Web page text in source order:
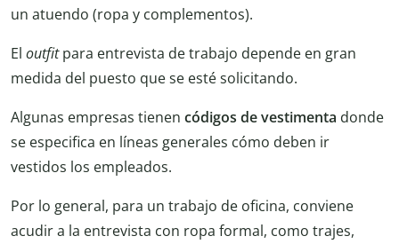
un atuendo (ropa y complementos).
El outfitpara entrevista de trabajo depende en gran
medida del puesto que se esté solicitando.
Algunas empresas tienen códigos de vestimenta donde
se especifica en líneas generales cómo deben ir
vestidos los empleados.
Por lo general, para un trabajo de oficina, conviene
acudir a la entrevista con ropa formal, como trajes,